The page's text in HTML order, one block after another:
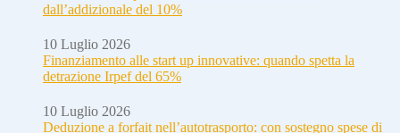
dall’addizionale del 10%
10 Luglio 2026
Finanziamento alle start up innovative: quando spetta la
detrazione Irpef del 65%
10 Luglio 2026
Deduzione a forfait nell’autotrasporto: con sostegno spese di